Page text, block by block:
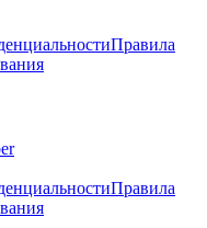
Правила
Правила